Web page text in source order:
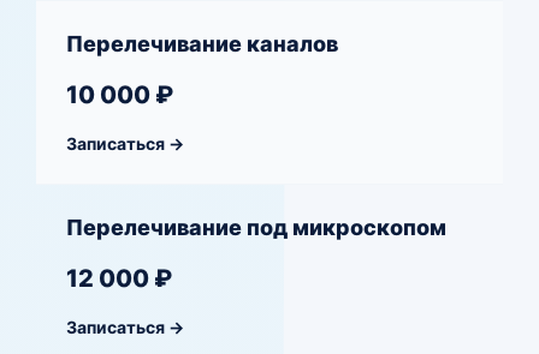
Перелечивание каналов
10 000 ₽
Записаться →
Перелечивание под микроскопом
12 000 ₽
Записаться →